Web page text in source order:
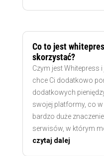
Co to jest
skorzystać?
Czym jest Whitepress
chce Ci dodatkowo
dodatkowych
swojej platformy, co
bardzo duże
serwisów, w którym
czytaj dalej